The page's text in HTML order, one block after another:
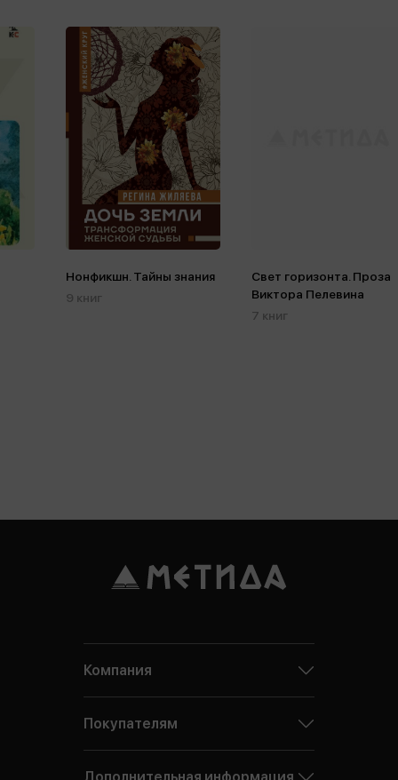
Нонфикшн. Тайны знания
9 книг
Свет горизонта. Проза
Виктора Пелевина
7 книг
Компания
Покупателям